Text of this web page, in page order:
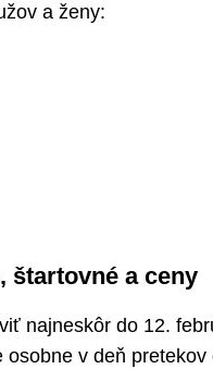
a ženy:
štartovné a ceny
najneskôr do 12.
osobne v deň